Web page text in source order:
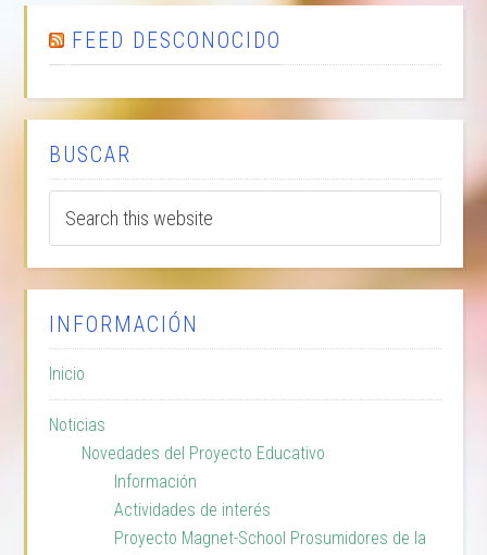
FEED DESCONOCIDO
BUSCAR
INFORMACIÓN
Inicio
Noticias
Novedades del Proyecto Educativo
Información
Actividades de interés
Proyecto Magnet-School Prosumidores de la